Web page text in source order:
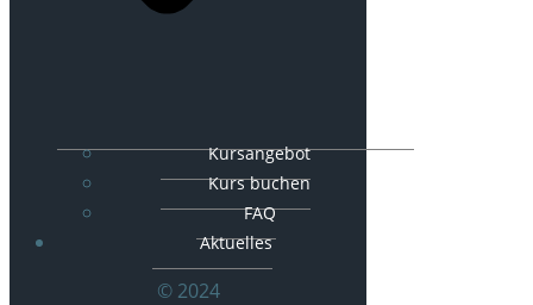
Kursangebot
Kurs buchen
FAQ
Aktuelles
© 2024